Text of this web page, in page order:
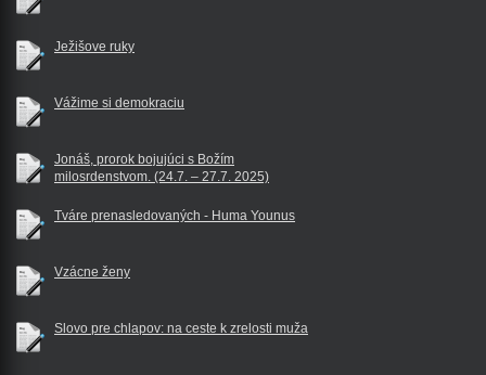
Ježišove ruky
Vážime si demokraciu
Jonáš, prorok bojujúci s Božím
milosrdenstvom. (24.7. – 27.7. 2025)
Tváre prenasledovaných - Huma Younus
Vzácne ženy
Slovo pre chlapov: na ceste k zrelosti muža